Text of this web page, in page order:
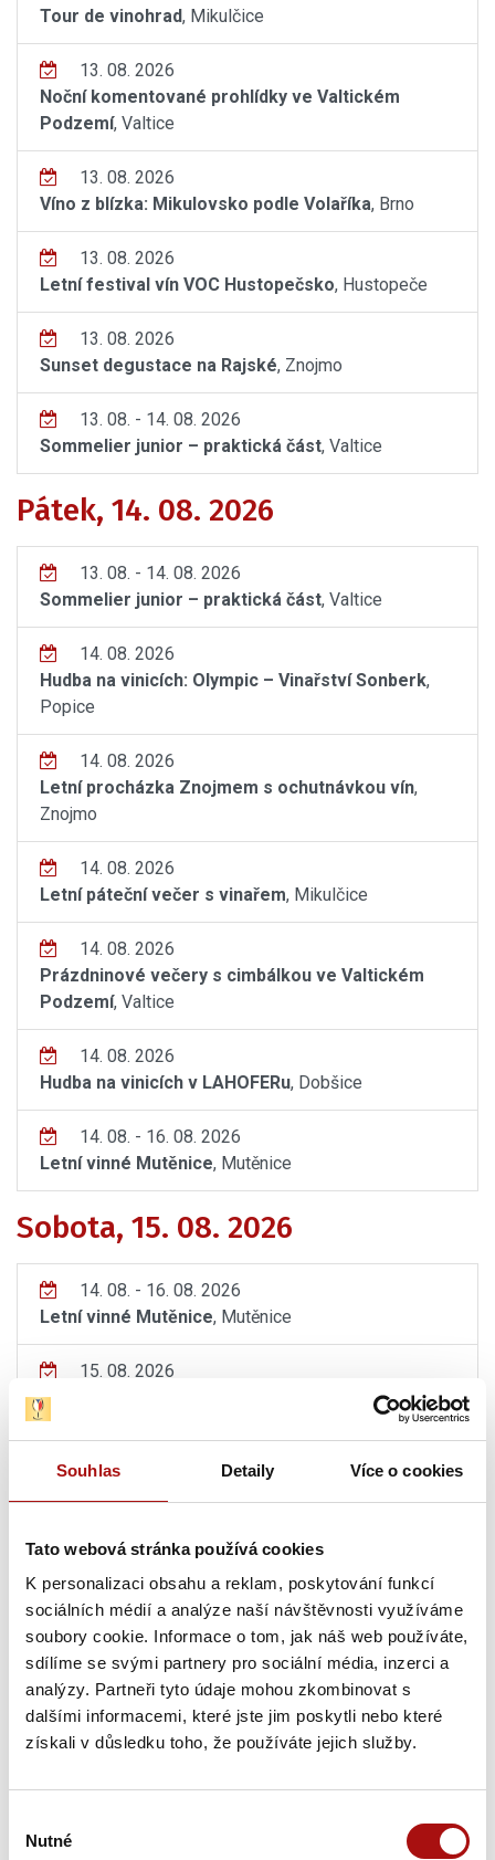
Souhlas Detaily Více o cookies
Tato webová stránka používá cookies
K personalizaci obsahu a reklam, poskytování funkcí
sociálních médií a analýze naší návštěvnosti využíváme
soubory cookie. Informace o tom, jak náš web používáte,
sdílíme se svými partnery pro sociální média, inzerci a
analýzy. Partneři tyto údaje mohou zkombinovat s
dalšími informacemi, které jste jim poskytli nebo které
získali v důsledku toho, že používáte jejich služby.
souhlasu
Nutné
Tour de vinohrad, Mikulčice
13. 08. 2026
Noční komentované prohlídky ve Valtickém
Podzemí, Valtice
13. 08. 2026
Víno z blízka: Mikulovsko podle Volaříka, Brno
13. 08. 2026
Letní festival vín VOC Hustopečsko, Hustopeče
13. 08. 2026
Sunset degustace na Rajské, Znojmo
13. 08. - 14. 08. 2026
Sommelier junior – praktická část, Valtice
Pátek, 14. 08. 2026
13. 08. - 14. 08. 2026
Sommelier junior – praktická část, Valtice
14. 08. 2026
Hudba na vinicích: Olympic – Vinařství Sonberk,
Popice
14. 08. 2026
Letní procházka Znojmem s ochutnávkou vín,
Znojmo
14. 08. 2026
Letní páteční večer s vinařem, Mikulčice
14. 08. 2026
Prázdninové večery s cimbálkou ve Valtickém
Podzemí, Valtice
14. 08. 2026
Hudba na vinicích v LAHOFERu, Dobšice
14. 08. - 16. 08. 2026
Letní vinné Mutěnice, Mutěnice
Sobota, 15. 08. 2026
14. 08. - 16. 08. 2026
Letní vinné Mutěnice, Mutěnice
15. 08. 2026
Zarážení hory Bořetice
Exkurze ve Vinařství Fučík, Mikulov
Degustační sobota ve Vinařství Fučík
15. 08. 2026
TOP Víno Slovácka 2026, Uherské Hradiště
15. 08. 2026
Den otevřených sklepů ve Vinařství Dufek,
Svatobořice-Mistřín